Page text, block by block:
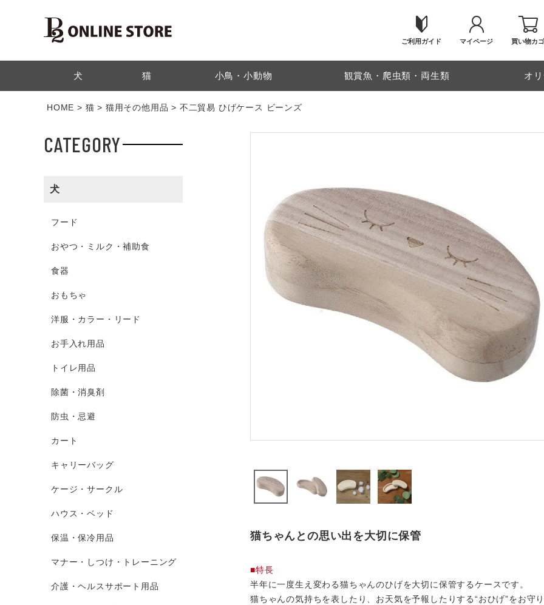
ご利用ガイド マイページ 買い物カゴ
検索
犬 猫 小鳥・小動物 観賞魚・爬虫類・両生類 オ
HOME 猫 猫用その他用品 不二貿易 ひげケース ビーンズ
CATEGORY
犬
フード
おやつ・ミルク・補助食
食器
おもちゃ
洋服・カラー・リード
お手入れ用品
トイレ用品
除菌・消臭剤
防虫・忌避
カート
キャリーバッグ
ケージ・サークル
ハウス・ベッド
保温・保冷用品
マナー・しつけ・トレーニング
介護・ヘルスサポート用品
猫ちゃんとの思い出を大切に保管
■特長
半年に一度生え変わる猫ちゃんのひげを大切に保管するケースです。
猫ちゃんの気持ちを表したり、お天気を予報したりする“おひげ”をお守